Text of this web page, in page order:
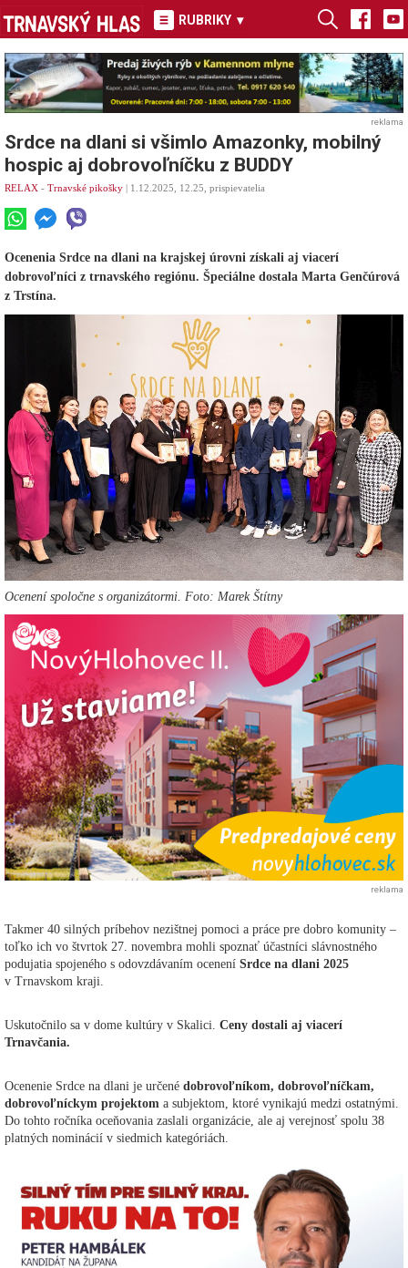
RUBRIKY ▾
reklama
Srdce na dlani si všimlo Amazonky, mobilný
hospic aj dobrovoľníčku z BUDDY
RELAX - Trnavské pikošky | 1.12.2025, 12.25, prispievatelia
Ocenenia Srdce na dlani na krajskej úrovni získali aj viacerí
dobrovoľníci z trnavského regiónu. Špeciálne dostala Marta Genčúrová
z Trstína.
Ocenení spoločne s organizátormi. Foto: Marek Štítny
reklama
Takmer 40 silných príbehov nezištnej pomoci a práce pre dobro komunity –
toľko ich vo štvrtok 27. novembra mohli spoznať účastníci slávnostného
podujatia spojeného s odovzdávaním ocenení Srdce na dlani 2025
v Trnavskom kraji.
Uskutočnilo sa v dome kultúry v Skalici. Ceny dostali aj viacerí
Trnavčania.
Ocenenie Srdce na dlani je určené dobrovoľníkom, dobrovoľníčkam,
dobrovoľníckym projektom a subjektom, ktoré vynikajú medzi ostatnými.
Do tohto ročníka oceňovania zaslali organizácie, ale aj verejnosť spolu 38
platných nominácií v siedmich kategóriách.